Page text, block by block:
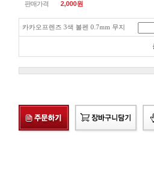
판매가격 2,000원
카카오프렌즈 3색 볼펜 0.7mm 무지